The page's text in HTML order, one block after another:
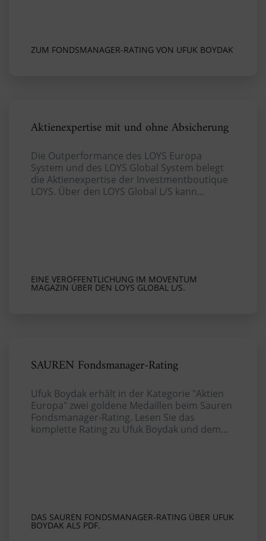
ZUM FONDSMANAGER-RATING VON UFUK BOYDAK
Aktienexpertise mit und ohne Absicherung
Die Outperformance des LOYS Europa
System und des LOYS Global System belegt
die Aktienexpertise der Investmentboutique
LOYS. Über den LOYS Global L/S kann...
EINE VERÖFFENTLICHUNG IM MOVENTUM
MAGAZIN ÜBER DEN LOYS GLOBAL L/S.
SAUREN Fondsmanager-Rating
Ufuk Boydak erhält in der Kategorie "Aktien
Europa" zwei goldene Medaillen beim Sauren
Fondsmanager-Rating. Lesen Sie das
komplette Rating zu Ufuk Boydak und dem...
DAS SAUREN FONDSMANAGER-RATING ÜBER UFUK
BOYDAK ALS PDF.